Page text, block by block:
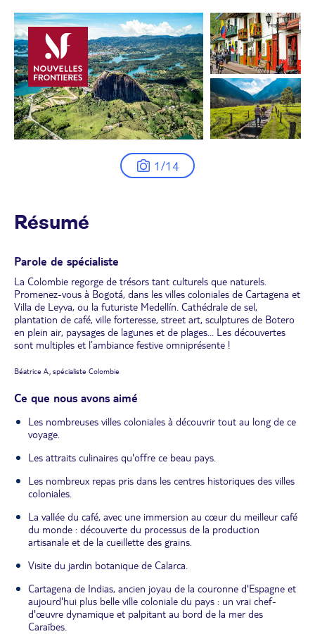
1/14
Résumé
Parole de spécialiste
La Colombie regorge de trésors tant culturels que naturels.
Promenez-vous à Bogotá, dans les villes coloniales de Cartagena et
Villa de Leyva, ou la futuriste Medellín. Cathédrale de sel,
plantation de café, ville forteresse, street art, sculptures de Botero
en plein air, paysages de lagunes et de plages... Les découvertes
sont multiples et l’ambiance festive omniprésente !
Béatrice A., spécialiste Colombie
Ce que nous avons aimé
Les nombreuses villes coloniales à découvrir tout au long de ce
voyage.
Les attraits culinaires qu'offre ce beau pays.
Les nombreux repas pris dans les centres historiques des villes
coloniales.
La vallée du café, avec une immersion au cœur du meilleur café
du monde : découverte du processus de la production
artisanale et de la cueillette des grains.
Visite du jardin botanique de Calarca.
Cartagena de Indias, ancien joyau de la couronne d'Espagne et
aujourd'hui plus belle ville coloniale du pays : un vrai chef-
d'œuvre dynamique et palpitant au bord de la mer des
Caraïbes.